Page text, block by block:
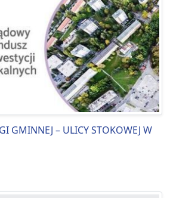
GMINNEJ – ULICY STOKOWEJ W